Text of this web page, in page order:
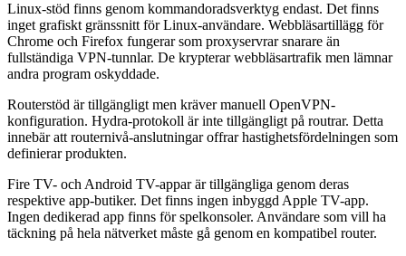
Linux-stöd finns genom kommandoradsverktyg endast. Det finns
inget grafiskt gränssnitt för Linux-användare. Webbläsartillägg för
Chrome och Firefox fungerar som proxyservrar snarare än
fullständiga VPN-tunnlar. De krypterar webbläsartrafik men lämnar
andra program oskyddade.
Routerstöd är tillgängligt men kräver manuell OpenVPN-
konfiguration. Hydra-protokoll är inte tillgängligt på routrar. Detta
innebär att routernivå-anslutningar offrar hastighetsfördelningen som
definierar produkten.
Fire TV- och Android TV-appar är tillgängliga genom deras
respektive app-butiker. Det finns ingen inbyggd Apple TV-app.
Ingen dedikerad app finns för spelkonsoler. Användare som vill ha
täckning på hela nätverket måste gå genom en kompatibel router.